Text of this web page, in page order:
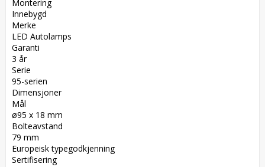
Montering
Innebygd
Merke
LED Autolamps
Garanti
3 år
Serie
95-serien
Dimensjoner
Mål
ø95 x 18 mm
Bolteavstand
79 mm
Europeisk typegodkjenning
Sertifisering